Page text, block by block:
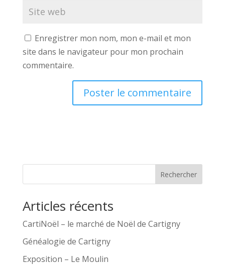
Enregistrer mon nom, mon e-mail et mon
site dans le navigateur pour mon prochain
commentaire.
r
t
i
e
:
Rechercher
Articles récents
CartiNoël – le marché de Noël de Cartigny
Généalogie de Cartigny
Exposition – Le Moulin